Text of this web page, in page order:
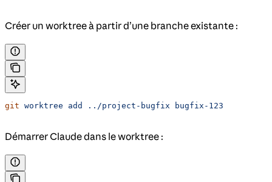
Créer un worktree à partir d’une branche existante :
git worktree add ../project-bugfix bugfix-123
Démarrer Claude dans le worktree :